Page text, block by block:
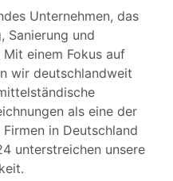
Unternehmen, das
Sanierung und
einem Fokus auf
wir deutschlandweit
als eine der
in Deutschland
unterstreichen unsere